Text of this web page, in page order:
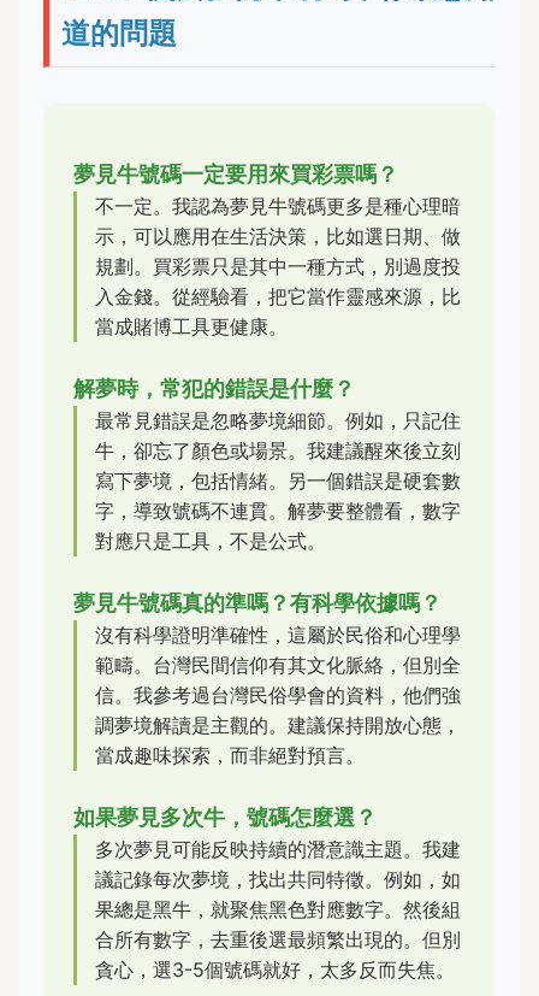
道的問題
夢見牛號碼一定要用來買彩票嗎？
不一定。我認為夢見牛號碼更多是種心理暗
示，可以應用在生活決策，比如選日期、做
規劃。買彩票只是其中一種方式，別過度投
入金錢。從經驗看，把它當作靈感來源，比
當成賭博工具更健康。
解夢時，常犯的錯誤是什麼？
最常見錯誤是忽略夢境細節。例如，只記住
牛，卻忘了顏色或場景。我建議醒來後立刻
寫下夢境，包括情緒。另一個錯誤是硬套數
字，導致號碼不連貫。解夢要整體看，數字
對應只是工具，不是公式。
夢見牛號碼真的準嗎？有科學依據嗎？
沒有科學證明準確性，這屬於民俗和心理學
範疇。台灣民間信仰有其文化脈絡，但別全
信。我參考過台灣民俗學會的資料，他們強
調夢境解讀是主觀的。建議保持開放心態，
當成趣味探索，而非絕對預言。
如果夢見多次牛，號碼怎麼選？
多次夢見可能反映持續的潛意識主題。我建
議記錄每次夢境，找出共同特徵。例如，如
果總是黑牛，就聚焦黑色對應數字。然後組
合所有數字，去重後選最頻繁出現的。但別
貪心，選3-5個號碼就好，太多反而失焦。